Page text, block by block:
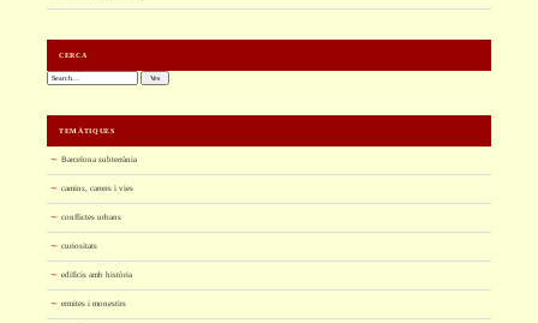
CERCA
Cerca:
TEMÀTIQUES
Barcelona subterrània
camins, carrers i vies
conflictes urbans
curiositats
edificis amb història
ermites i monestirs